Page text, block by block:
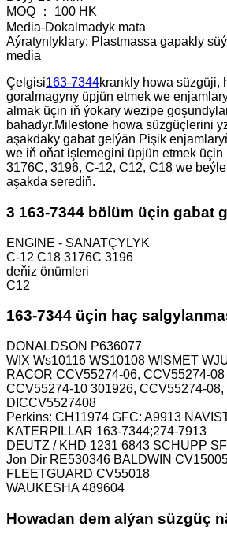
MOQ ： 100 HK
Media-Dokalmadyk mata
Aýratynlyklary: Plastmassa gapakly
media
Çelgisi163-7344krankly howa süzgüji,
goralmagyny üpjün etmek we
almak üçin iň ýokary wezipe
bahadyr.Milestone howa süzgüçlerini
aşakdaky gabat gelýän Pişik
we iň oňat işlemegini üpjün etmek
3176C, 3196, C-12, C12, C18 we
aşakda serediň.
3 163-7344 bölüm üçin gabat
ENGINE - SANATÇYLYK
C-12 C18 3176C 3196
deňiz önümleri
C12
163-7344 üçin haç
DONALDSON P636077
WIX Ws10116 WS10108 WISMET
RACOR CCV55274-06, CCV55274-
CCV55274-10 301926, CCV55274-
DICCV5527408
Perkins: CH11974 GFC: A9913
KATERPILLAR 163-7344;274-7913
DEUTZ / KHD 1231 6843 SCHUPP
Jon Dir RE530346 BALDWIN
FLEETGUARD CV55018
WAUKESHA 489604
Howadan dem alýan süzgüç